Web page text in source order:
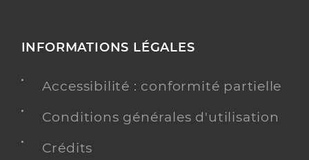
INFORMATIONS LÉGALES
Accessibilité : conformité partielle
Conditions générales d'utilisation
Crédits